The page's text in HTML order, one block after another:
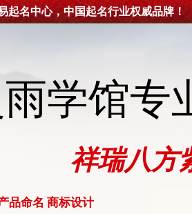
名中心，中国起名行业权威品牌！
学馆专
祥瑞八方
品命名 商标设计